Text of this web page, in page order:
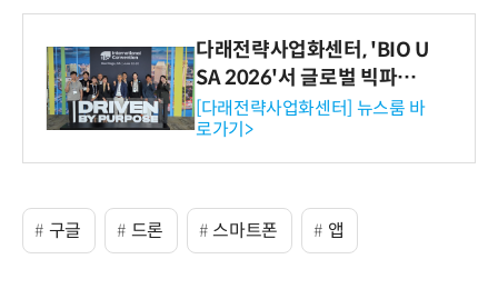
다래전략사업화센터, 'BIO U
SA 2026'서 글로벌 빅파마
와의 비즈니스 미팅 지원…K
-바이오 해외 진출 교두보 확
보
[다래전략사업화센터] 뉴스룸 바
로가기>
구글 드론 스마트폰 앱